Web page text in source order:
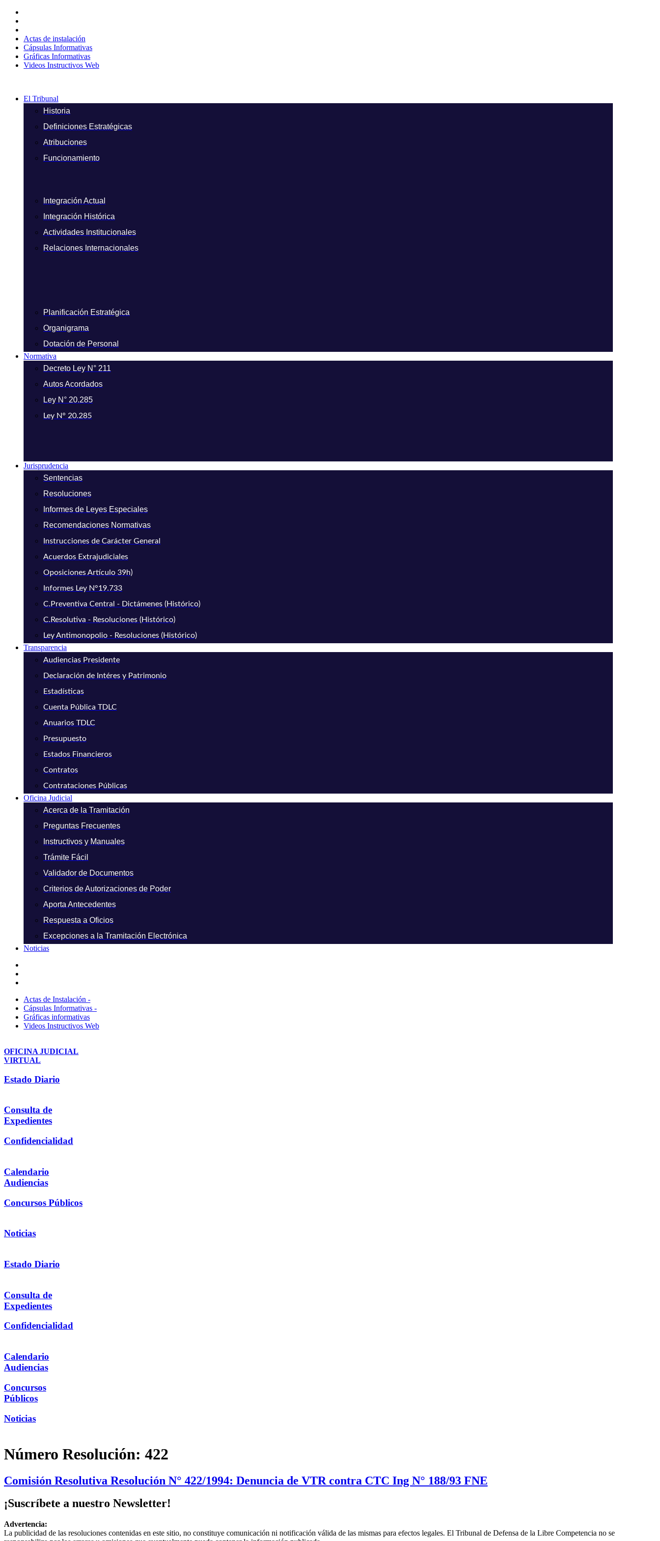
contenido
Actas de instalación
Cápsulas Informativas
Gráficas Informativas
Videos Instructivos Web
El Tribunal
Historia
Definiciones Estratégicas
Atribuciones
Funcionamiento
Integración Actual
Integración Histórica
Actividades Institucionales
Relaciones Internacionales
Planificación Estratégica
Organigrama
Dotación de Personal
Normativa
Decreto Ley N° 211
Autos Acordados
Ley N° 20.285
Ley N° 20.285
Jurisprudencia
Sentencias
Resoluciones
Informes de Leyes Especiales
Recomendaciones Normativas
Instrucciones de Carácter General
Acuerdos Extrajudiciales
Oposiciones Artículo 39h)
Informes Ley N°19.733
C.Preventiva Central - Dictámenes (Histórico)
C.Resolutiva - Resoluciones (Histórico)
Ley Antimonopolio - Resoluciones (Histórico)
Transparencia
Audiencias Presidente
Declaración de Intéres y Patrimonio
Estadísticas
Cuenta Pública TDLC
Anuarios TDLC
Presupuesto
Estados Financieros
Contratos
Contrataciones Públicas
Oficina Judicial
Acerca de la Tramitación
Preguntas Frecuentes
Instructivos y Manuales
Trámite Fácil
Validador de Documentos
Criterios de Autorizaciones de Poder
Aporta Antecedentes
Respuesta a Oficios
Excepciones a la Tramitación Electrónica
Noticias
Actas de Instalación -
Cápsulas Informativas -
Gráficas informativas
Videos Instructivos Web
OFICINA JUDICIAL
VIRTUAL
Estado Diario
Consulta de
Expedientes
Confidencialidad
Calendario
Audiencias
Concursos Públicos
Noticias
Estado Diario
Consulta de
Expedientes
Confidencialidad
Calendario
Audiencias
Concursos
Públicos
Noticias
Número Resolución: 422
Comisión Resolutiva Resolución N° 422/1994: Denuncia de VTR contra CTC Ing N° 188/93 FNE
¡Suscríbete a nuestro Newsletter!
Advertencia:
La publicidad de las resoluciones contenidas en este sitio, no constituye comunicación ni notificación válida de las mismas para efectos legales. El Tribunal de Defensa de la Libre Competencia no se